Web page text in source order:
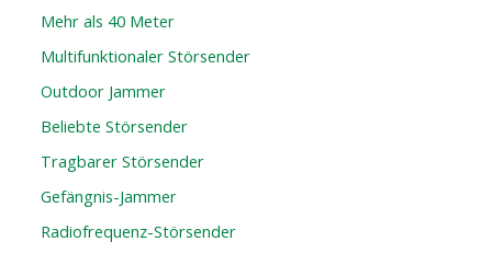
Mehr als 40 Meter
Multifunktionaler Störsender
Outdoor Jammer
Beliebte Störsender
Tragbarer Störsender
Gefängnis-Jammer
Radiofrequenz-Störsender